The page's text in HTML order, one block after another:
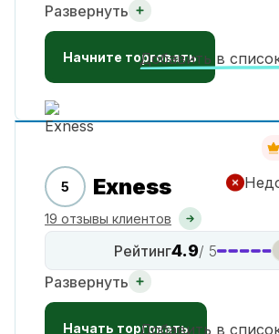
Развернуть
Начните торговать
Добавить в
5 Exness
19 отзывы клиентов
Рейтинг4.9/ 5
Развернуть
Начать торговать
Добавить в